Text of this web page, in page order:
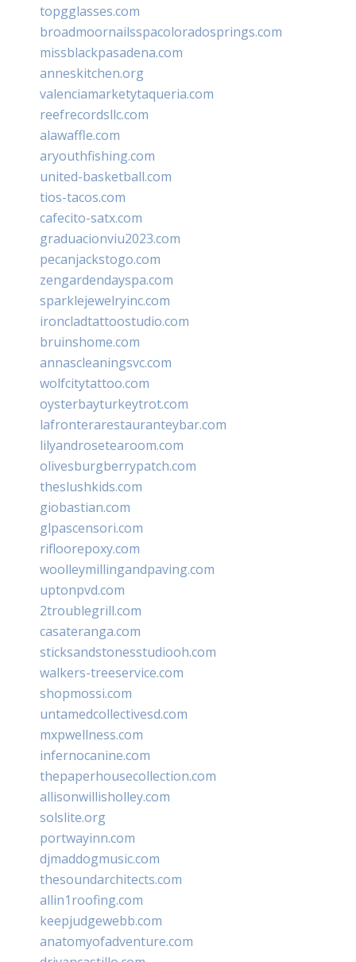
topgglasses.com
broadmoornailsspacoloradosprings.com
missblackpasadena.com
anneskitchen.org
valenciamarketytaqueria.com
reefrecordsllc.com
alawaffle.com
aryouthfishing.com
united-basketball.com
tios-tacos.com
cafecito-satx.com
graduacionviu2023.com
pecanjackstogo.com
zengardendayspa.com
sparklejewelryinc.com
ironcladtattoostudio.com
bruinshome.com
annascleaningsvc.com
wolfcitytattoo.com
oysterbayturkeytrot.com
lafronterarestauranteybar.com
lilyandrosetearoom.com
olivesburgberrypatch.com
theslushkids.com
giobastian.com
glpascensori.com
rifloorepoxy.com
woolleymillingandpaving.com
uptonpvd.com
2troublegrill.com
casateranga.com
sticksandstonesstudiooh.com
walkers-treeservice.com
shopmossi.com
untamedcollectivesd.com
mxpwellness.com
infernocanine.com
thepaperhousecollection.com
allisonwillisholley.com
solslite.org
portwayinn.com
djmaddogmusic.com
thesoundarchitects.com
allin1roofing.com
keepjudgewebb.com
anatomyofadventure.com